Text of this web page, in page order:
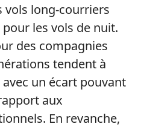
vols long-courriers
les vols de nuit.
des compagnies
tendent à
un écart pouvant
aux
En revanche,